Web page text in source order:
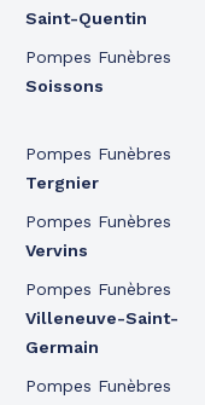
Saint-Quentin
Pompes Funèbres
Soissons
Pompes Funèbres
Tergnier
Pompes Funèbres
Vervins
Pompes Funèbres
Villeneuve-Saint-
Germain
Pompes Funèbres